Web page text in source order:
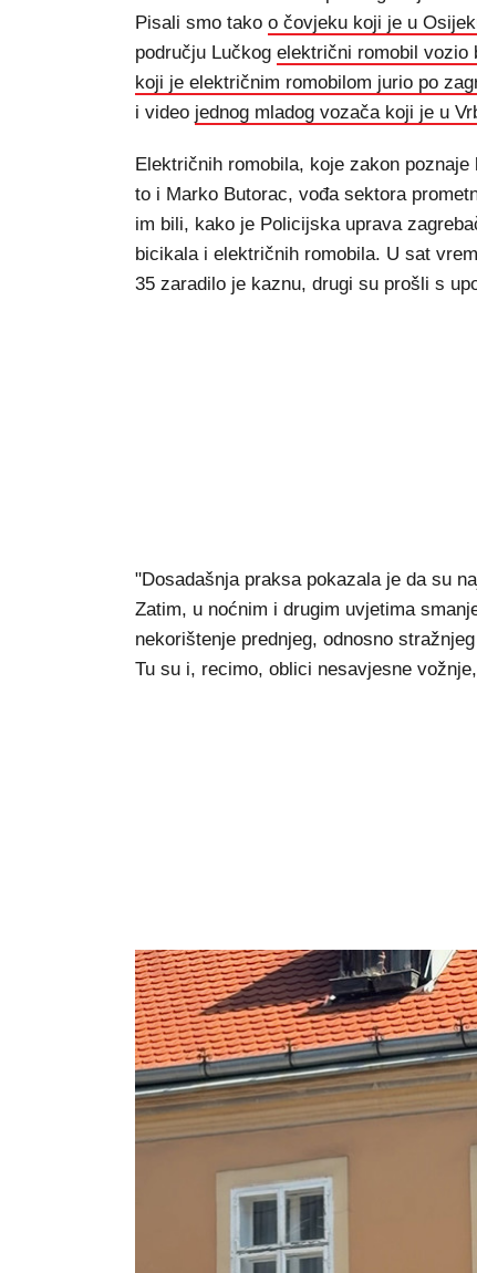
Pisali smo tako o čovjeku koji je u
području Lučkog električni romobil vozio
koji je električnim romobilom jurio po
i video jednog mladog vozača koji je u
Električnih romobila, koje zakon
to i Marko Butorac, vođa sektora
im bili, kako je Policijska uprava
bicikala i električnih romobila. U sat
35 zaradilo je kaznu, drugi su prošli s
"Dosadašnja praksa pokazala je da su
Zatim, u noćnim i drugim uvjetima
nekorištenje prednjeg, odnosno
Tu su i, recimo, oblici nesavjesne